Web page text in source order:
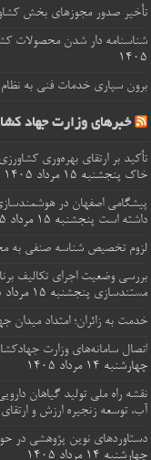
تأخیر صدور مجوزهای بخش
شناسنامه‌ دار شدن محصولات
۱۴۰۵
برون‌ سپاری خدمات فنی به
خبرهای وزارت جهاد
تأکید بر ارتقای بهره‌وری
خاک پنجشنبه ۱۵ مرداد ۱۴۰۵
پیشگامی اصفهان در
داشته است پنجشنبه ۱۵ مرداد ۱۴۰۵
لزوم تخصیص شناسه صنفی به
بررسی وضعیت اجرای تکالیف
مستندسازی پنجشنبه ۱۵ مرداد ۱۴۰۵
خدمت به زائران؛ امتداد میدان
اتصال سامانه‌های وزارت
چهارشنبه ۱۴ مرداد ۱۴۰۵
نقشه راه ملی تولید گیاهان
آب، توسعه زنجیره ارزش و
دستاوردهای نوین پژوهشی در
چهارشنبه ۱۴ مرداد ۱۴۰۵